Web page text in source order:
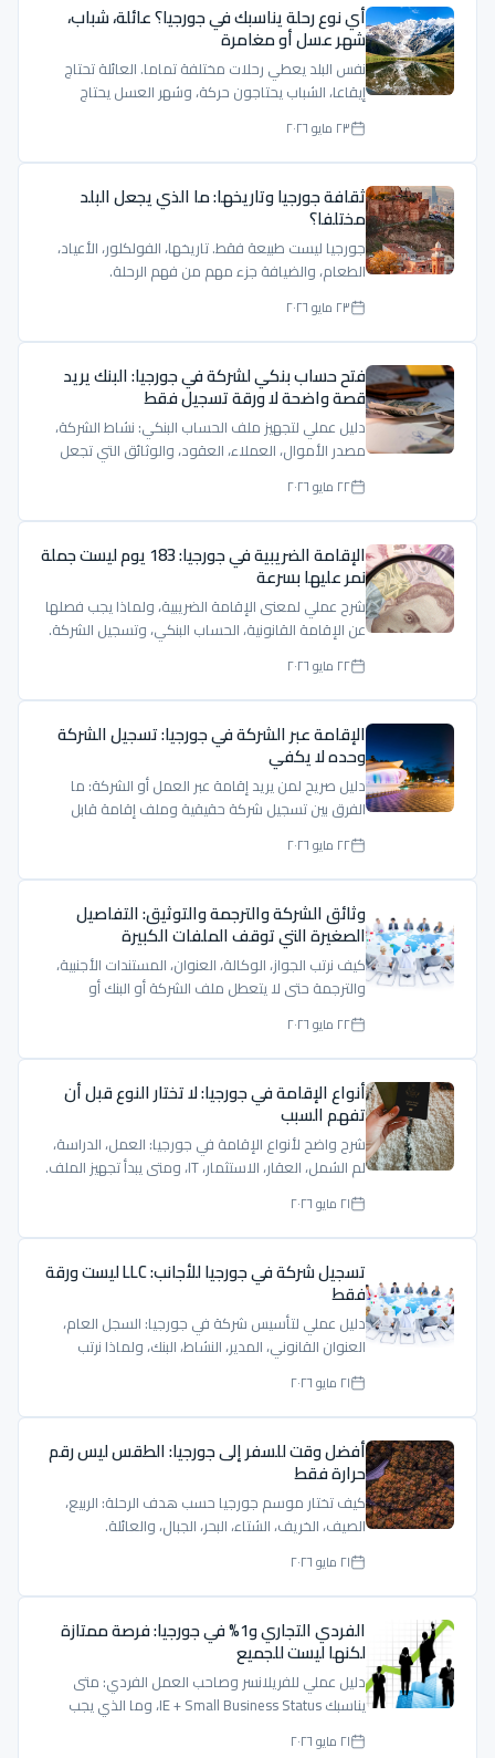
أي نوع رحلة يناسبك في جورجيا؟ عائلة، شباب،
شهر عسل أو مغامرة
نفس البلد يعطي رحلات مختلفة تماما. العائلة تحتاج
إيقاعا، الشباب يحتاجون حركة، وشهر العسل يحتاج
خصوصية وهدوء.
٢٣ مايو ٢٠٢٦
ثقافة جورجيا وتاريخها: ما الذي يجعل البلد
مختلفا؟
جورجيا ليست طبيعة فقط. تاريخها، الفولكلور، الأعياد،
الطعام، والضيافة جزء مهم من فهم الرحلة.
٢٣ مايو ٢٠٢٦
فتح حساب بنكي لشركة في جورجيا: البنك يريد
قصة واضحة لا ورقة تسجيل فقط
دليل عملي لتجهيز ملف الحساب البنكي: نشاط الشركة،
مصدر الأموال، العملاء، العقود، والوثائق التي تجعل
الملف مفهومًا.
٢٢ مايو ٢٠٢٦
الإقامة الضريبية في جورجيا: 183 يوم ليست جملة
نمر عليها بسرعة
شرح عملي لمعنى الإقامة الضريبية، ولماذا يجب فصلها
عن الإقامة القانونية، الحساب البنكي، وتسجيل الشركة.
٢٢ مايو ٢٠٢٦
الإقامة عبر الشركة في جورجيا: تسجيل الشركة
وحده لا يكفي
دليل صريح لمن يريد إقامة عبر العمل أو الشركة: ما
الفرق بين تسجيل شركة حقيقية وملف إقامة قابل
للدفاع؟
٢٢ مايو ٢٠٢٦
وثائق الشركة والترجمة والتوثيق: التفاصيل
الصغيرة التي توقف الملفات الكبيرة
كيف نرتب الجواز، الوكالة، العنوان، المستندات الأجنبية،
والترجمة حتى لا يتعطل ملف الشركة أو البنك أو
الإقامة.
٢٢ مايو ٢٠٢٦
أنواع الإقامة في جورجيا: لا تختار النوع قبل أن
تفهم السبب
شرح واضح لأنواع الإقامة في جورجيا: العمل، الدراسة،
لم الشمل، العقار، الاستثمار، IT، ومتى يبدأ تجهيز الملف.
٢١ مايو ٢٠٢٦
تسجيل شركة في جورجيا للأجانب: LLC ليست ورقة
فقط
دليل عملي لتأسيس شركة في جورجيا: السجل العام،
العنوان القانوني، المدير، النشاط، البنك، ولماذا نرتب
الملف قبل التسجيل.
٢١ مايو ٢٠٢٦
أفضل وقت للسفر إلى جورجيا: الطقس ليس رقم
حرارة فقط
كيف تختار موسم جورجيا حسب هدف الرحلة: الربيع،
الصيف، الخريف، الشتاء، البحر، الجبال، والعائلة.
٢١ مايو ٢٠٢٦
الفردي التجاري و1% في جورجيا: فرصة ممتازة
لكنها ليست للجميع
دليل عملي للفريلانسر وصاحب العمل الفردي: متى
يناسبك IE + Small Business Status، وما الذي يجب
فحصه قبل الاعتماد على 1%.
٢١ مايو ٢٠٢٦